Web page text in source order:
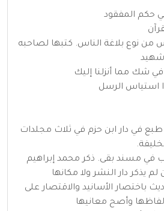
حكم المفقود
من نوع بلاغة الناس. كتبها لصاحبه
شهيد
شك مما أنزلنا إليك
استياس الرسل
في دار ابن حزم في ثلاث مجلدات
في مسند بقى. ذكر محمد إبراهيم
يذكر دار النشر ولا مكانها
باختصار الأسانيد والاقتصار على
وأصح معانيها